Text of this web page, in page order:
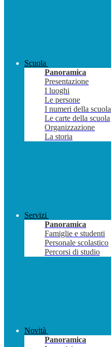
Scuola
Panoramica
Presentazione
I luoghi
Le persone
I numeri della scuola
Le carte della scuola
Organizzazione
La storia
Servizi
Panoramica
Famiglie e studenti
Personale scolastico
Percorsi di studio
Novità
Panoramica